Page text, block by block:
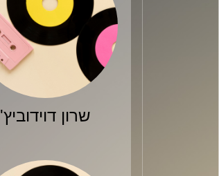
שרון דוידוביץ'